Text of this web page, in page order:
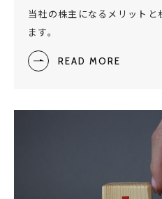
当社の株主になるメリット
ます。
READ MORE